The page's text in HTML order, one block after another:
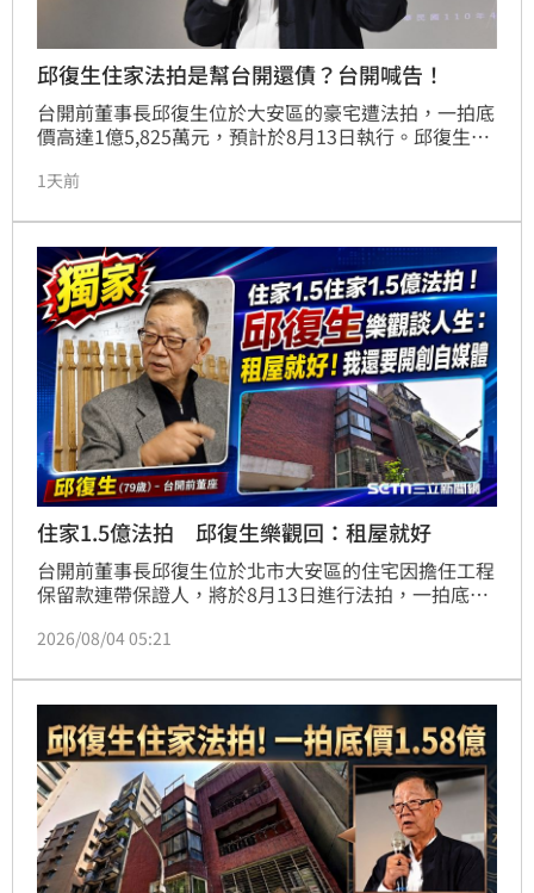
邱復生住家法拍是幫台開還債？台開喊告！
台開前董事長邱復生位於大安區的豪宅遭法拍，一拍底
價高達1億5,825萬元，預計於8月13日執行。邱復生稱
還債」，引發台開現任團隊強烈不滿。台開發布聲明嚴
涉，且邱任內已領取鉅額保證溢酬，公司無虧欠。台開
指控邱氏父女任內經營失敗且財務結構存在重大問題，
更點名邱于芸涉及多筆可疑資金流向與非常規交易，目
前已進入司法調查。針對邱氏父女的公開言論，台開揚
言將採取民事求償與刑事告訴，要求其停止誤導社會，
並誠實面對司法調查及股東質疑。
1天前
住家1.5億法拍 邱復生樂觀回：租屋就好
台開前董事長邱復生位於北市大安區的住宅因擔任工程
保留款連帶保證人，將於8月13日進行法拍，一拍底價
態度，強調「該賠就賠」，並表示隨時能從零開始。他
預、純粹追求言論自由的媒體平台。邱復生指出，現今
媒體環境受藍綠白政治影響過大，他希望推動超越色彩
的聲音，重拾當年監製《悲情城市》時對言論自由的堅
持。儘管事業面臨挑戰，他仍維持運動習慣，並強調與
家人感情依舊，將專注於自媒體開創新局。
2026/08/04 05:21